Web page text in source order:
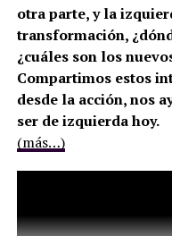
otra parte, y la
transformación,
¿cuáles son los
Compartimos estos
desde la acción, nos
ser de izquierda hoy.
(más…)